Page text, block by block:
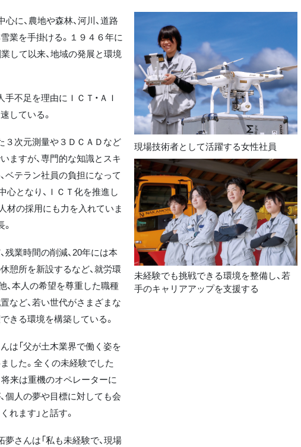
心に、農地や森林、河川、道路
業を手掛ける。１９４６年に
して以来、地域の発展と環境
不足を理由にＩＣＴ・ＡＩ
している。
３次元測量や３ＤＣＡＤなど
ますが、専門的な知識とスキ
ベテラン社員の負担になって
心となり、ＩＣＴ化を推進し
材の採用にも力を入れていま
業時間の削減、20年には本
憩所を新設するなど、就労環
、本人の希望を尊重した職種
など、若い世代がさまざまな
きる環境を構築している。
は「父が土木業界で働く姿を
した。全くの未経験でした
将来は重機のオペレーターに
個人の夢や目標に対しても会
ます」と話す。
さんは「私も未経験で、現場
現場技術者として活躍する女性社員
未経験でも挑戦できる環境を整備し、若
手のキャリアアップを支援する